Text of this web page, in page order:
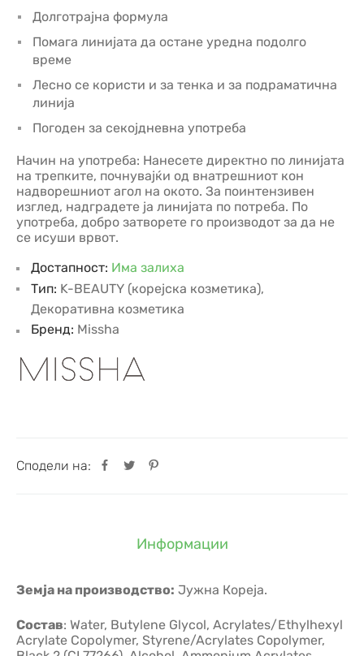
Долготрајна формула
Помага линијата да остане уредна подолго
време
Лесно се користи и за тенка и за подраматична
линија
Погоден за секојдневна употреба
Начин на употреба: Нанесете директно по линијата
на трепките, почнувајќи од внатрешниот кон
надворешниот агол на окото. За поинтензивен
изглед, надградете ја линијата по потреба. По
употреба, добро затворете го производот за да не
се исуши врвот.
Достапност: Има залиха
Сподели на:
Тип: K-BEAUTY (корејска козметика),
Декоративна козметика
Бренд: Missha
Информации
Земја на производство: Јужна Кореја.
Состав: Water, Butylene Glycol, Acrylates/Ethylhexyl
Acrylate Copolymer, Styrene/Acrylates Copolymer,